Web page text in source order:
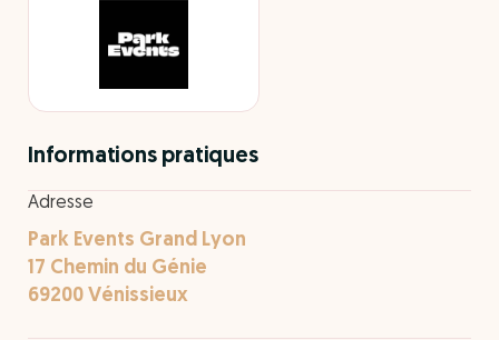
Informations pratiques
Adresse
Park Events Grand Lyon
17 Chemin du Génie
69200 Vénissieux